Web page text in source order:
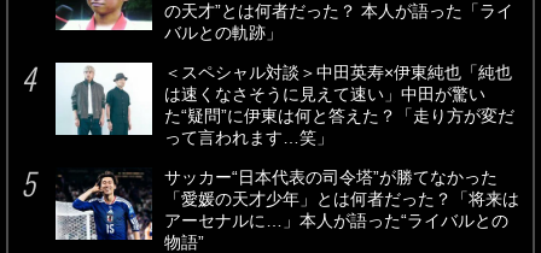
の天才”とは何者だった？ 本人が語った「ライ
バルとの軌跡」
＜スペシャル対談＞中田英寿×伊東純也「純也
は速くなさそうに見えて速い」中田が驚い
た“疑問”に伊東は何と答えた？「走り方が変だ
って言われます…笑」
サッカー“日本代表の司令塔”が勝てなかった
「愛媛の天才少年」とは何者だった？「将来は
アーセナルに…」本人が語った“ライバルとの
物語”